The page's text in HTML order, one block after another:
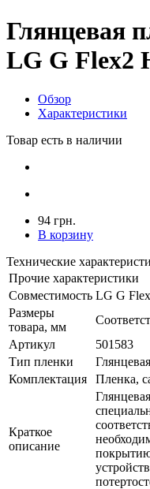
Глянцевая
LG G Flex2
Обзор
Характеристики
Товар есть в наличии
94 грн.
В корзину
Технические
Прочие характеристики
Совместимость LG G
Размеры
товара, мм
Артикул
501583
Тип пленки
Глянцевая
Комплектация
Пленка,
Краткое
описание